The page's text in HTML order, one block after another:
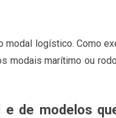
logístico. Como
modais marítimo ou
de modelos